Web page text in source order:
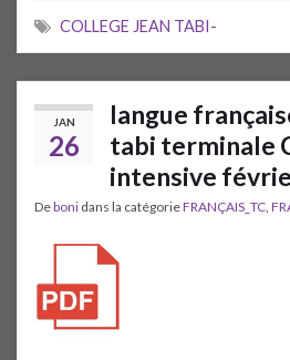
COLLEGE JEAN TABI-
JAN
26
langue
tabi terminale
intensive
Deboni dans la catégorieFRANÇAIS_TC